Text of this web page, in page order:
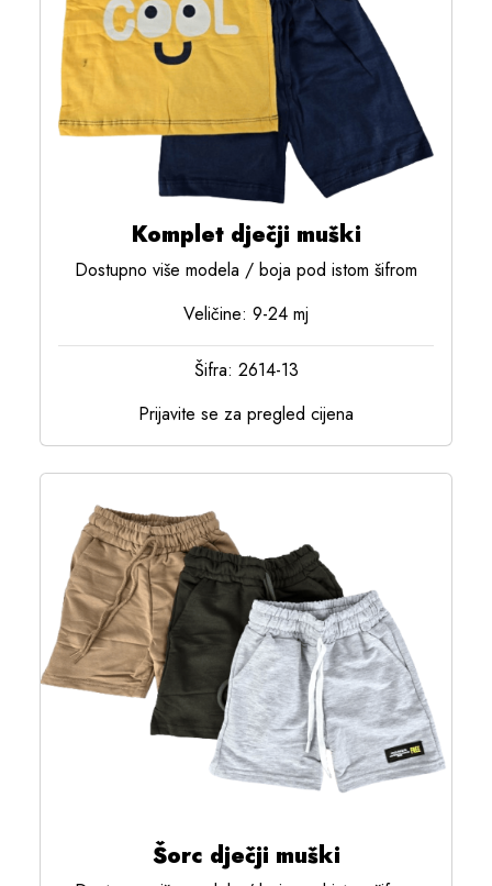
Komplet dječji muški
Dostupno više modela / boja pod istom šifrom
Veličine: 9-24 mj
Šifra: 2614-13
Prijavite se za pregled cijena
Šorc dječji muški